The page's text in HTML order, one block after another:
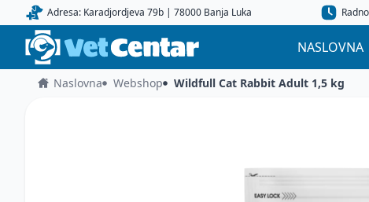
Adresa: Karadjordjeva 79b | 78000 Banja Luka
NASLOVNA
Naslovna Webshop Wildfull Cat Rabbit Adult 1,5 kg